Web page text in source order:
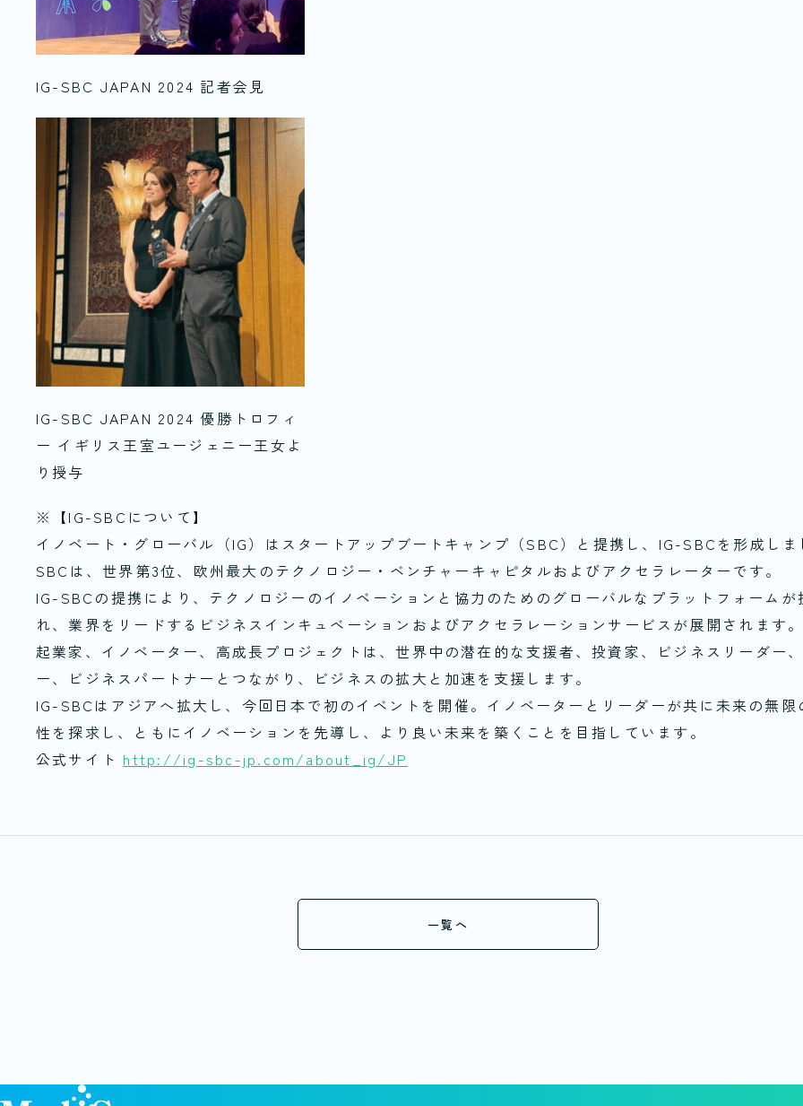
IG-SBC JAPAN 2024 記者会見
IG-SBC JAPAN 2024 優勝トロフィ
ー イギリス王室ユージェニー王女よ
り授与
※【IG-SBCについて】
イノベート・グローバル（IG）はスタートアップブートキャンプ（SBC）と提携し、IG-SBCを形成し
SBCは、世界第3位、欧州最大のテクノロジー・ベンチャーキャピタルおよびアクセラレーターです。
IG-SBCの提携により、テクノロジーのイノベーションと協力のためのグローバルなプラットフォームが
れ、業界をリードするビジネスインキュベーションおよびアクセラレーションサービスが展開されます
起業家、イノベーター、高成長プロジェクトは、世界中の潜在的な支援者、投資家、ビジネスリーダー
ー、ビジネスパートナーとつながり、ビジネスの拡大と加速を支援します。
IG-SBCはアジアへ拡大し、今回日本で初のイベントを開催。イノベーターとリーダーが共に未来の無限
性を探求し、ともにイノベーションを先導し、より良い未来を築くことを目指しています。
公式サイト http://ig-sbc-jp.com/about_ig/JP
一覧へ